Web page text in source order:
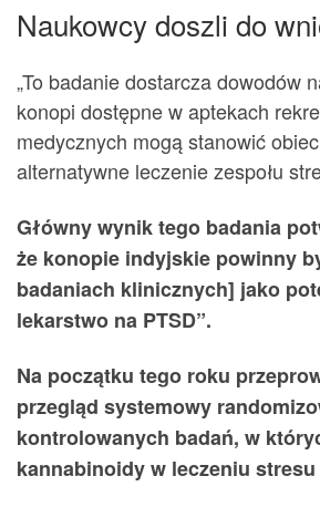
Naukowcy doszli do
„To badanie dostarcza dowodów
konopi dostępne w aptekach
medycznych mogą stanowić
alternatywne leczenie zespołu
Główny wynik tego badania
że konopie indyjskie powinny
badaniach klinicznych] jako
lekarstwo na PTSD”.
Na początku tego roku
przegląd systemowy
kontrolowanych badań, w
kannabinoidy w leczeniu